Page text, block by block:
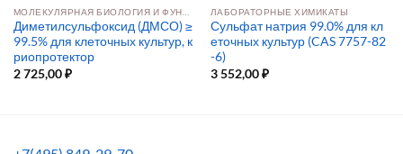
Диметилсульфоксид (ДМСО) ≥
99.5% для клеточных культур, к
риопротектор
2 725,00₽
ЛАБОРАТОРНЫЕ ХИМИКАТЫ
Сульфат натрия 99.0% для кл
еточных культур (CAS 7757-82
-6)
3 552,00₽